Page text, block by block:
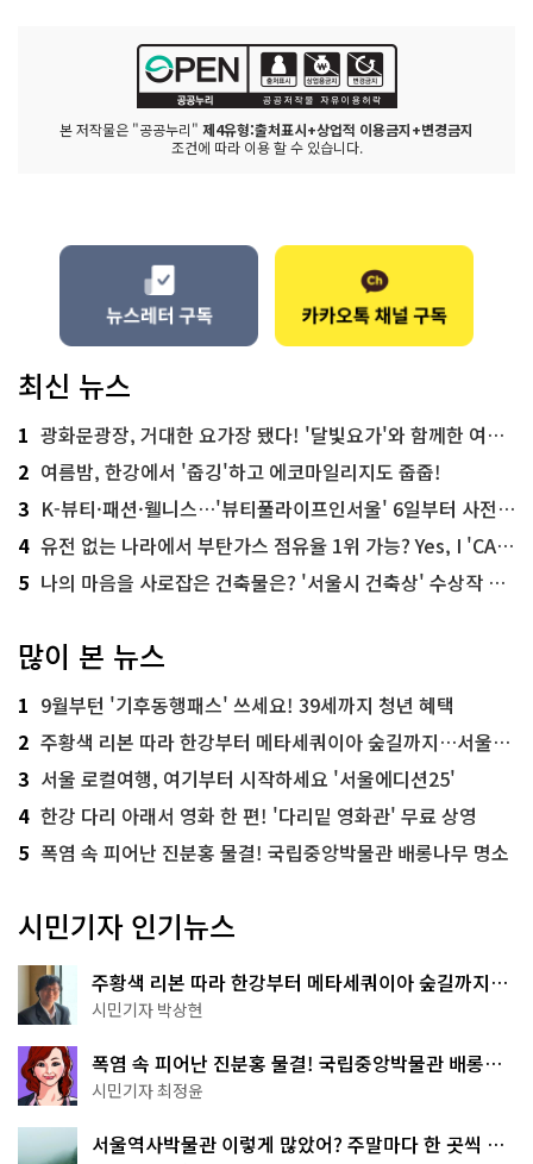
본 저작물은 "공공누리" 제4유형:출처표시+상업적 이용금지+변경금지
조건에 따라 이용 할 수 있습니다.
최신 뉴스
1 광화문광장, 거대한 요가장 됐다! '달빛요가'와 함께한 여름밤 힐링
2 여름밤, 한강에서 '줍깅'하고 에코마일리지도 줍줍!
3 K-뷰티·패션·웰니스…'뷰티풀라이프인서울' 6일부터 사전 예약
4 유전 없는 나라에서 부탄가스 점유율 1위 가능? Yes, I 'CAN'
5 나의 마음을 사로잡은 건축물은? '서울시 건축상' 수상작 공개!
많이 본 뉴스
1 9월부턴 '기후동행패스' 쓰세요! 39세까지 청년 혜택
2 주황색 리본 따라 한강부터 메타세쿼이아 숲길까지…서울둘레길 15코스
3 서울 로컬여행, 여기부터 시작하세요 '서울에디션25'
4 한강 다리 아래서 영화 한 편! '다리밑 영화관' 무료 상영
5 폭염 속 피어난 진분홍 물결! 국립중앙박물관 배롱나무 명소
시민기자 인기뉴스
주황색 리본 따라 한강부터 메타세쿼이아 숲길까지…
서울둘레길 15코스
시민기자 박상현
폭염 속 피어난 진분홍 물결! 국립중앙박물관 배롱나
무 명소
시민기자 최정윤
서울역사박물관 이렇게 많았어? 주말마다 한 곳씩 떠